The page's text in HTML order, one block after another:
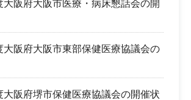
大阪府大阪市医療・病床懇話会の開
大阪府大阪市東部保健医療協議会の
大阪府堺市保健医療協議会の開催状